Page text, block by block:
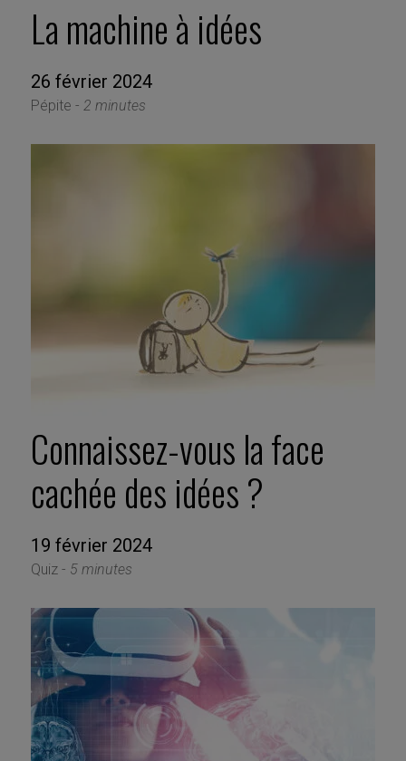
La machine à idées
26 février 2024
Pépite - 2 minutes
Connaissez-vous la face
cachée des idées ?
19 février 2024
Quiz - 5 minutes